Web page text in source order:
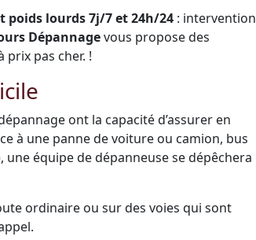
poids lourds 7j/7 et 24h/24 : intervention
Dépannagevous propose des
pas cher. !
ont la capacité d’assurer en
à une panne de voiture ou camion, bus
équipe de dépanneuse se dépêchera
ordinaire ou sur des voies qui sont